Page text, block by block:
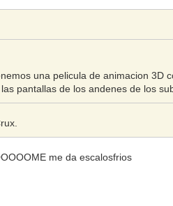
una pelicula de animacion 3D
pantallas de los andenes de los
me da escalosfrios